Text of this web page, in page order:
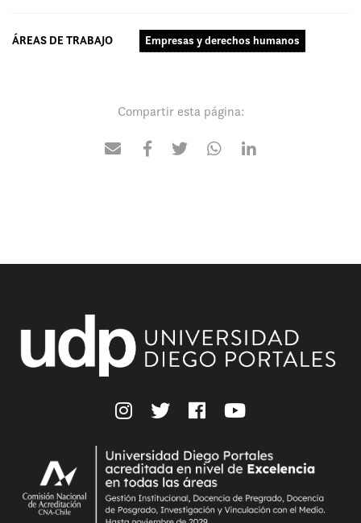
ÁREAS DE TRABAJO Empresas y derechos humanos
Compartir esta página: